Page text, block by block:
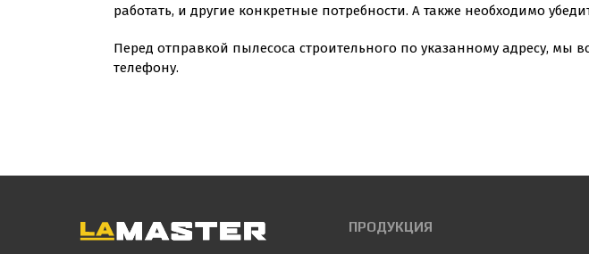
работать, и другие конкретные потребности. А также необходимо
Перед отправкой пылесоса строительного по указанному адресу, мы
телефону.
ПРОДУКЦИЯ